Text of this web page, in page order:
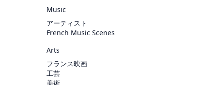
Music
アーティスト
French Music Scenes
Arts
フランス映画
工芸
美術